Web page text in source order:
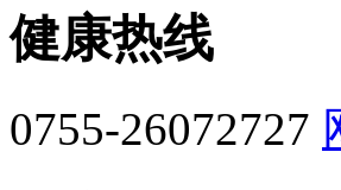
健康热线
0755-26072727